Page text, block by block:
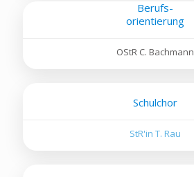
Berufs-
orientierung
OStR C. Bachmann
Schulchor
StR'in T. Rau